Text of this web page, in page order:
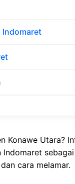
Indomaret
Konawe Utara?
cara melamar.